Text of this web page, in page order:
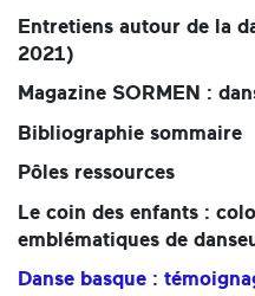
Entretiens autour de la
2021)
Magazine SORMEN :
Bibliographie sommaire
Pôles ressources
Le coin des enfants :
emblématiques de
Danse basque :